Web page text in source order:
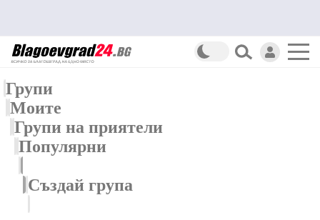
Групи
Моите
Групи на приятели
Популярни
Създай група